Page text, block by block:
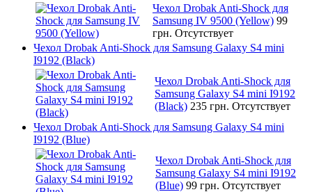
Чехол Drobak Anti-Shock для
Samsung IV 9500 (Yellow) 99
грн. Отсутствует
Чехол Drobak Anti-Shock для Samsung Galaxy S4 mini
I9192 (Black)
Чехол Drobak Anti-Shock для
Samsung Galaxy S4 mini I9192
(Black) 235 грн. Отсутствует
Чехол Drobak Anti-Shock для Samsung Galaxy S4 mini
I9192 (Blue)
Чехол Drobak Anti-Shock для
Samsung Galaxy S4 mini I9192
(Blue) 99 грн. Отсутствует